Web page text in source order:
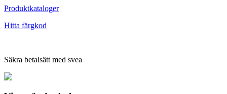
Produktkataloger
Hitta färgkod
Säkra betalsätt med svea